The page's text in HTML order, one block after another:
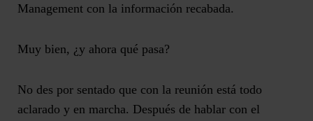
Management con la información recabada.
Muy bien, ¿y ahora qué pasa?
No des por sentado que con la reunión está todo
aclarado y en marcha. Después de hablar con el